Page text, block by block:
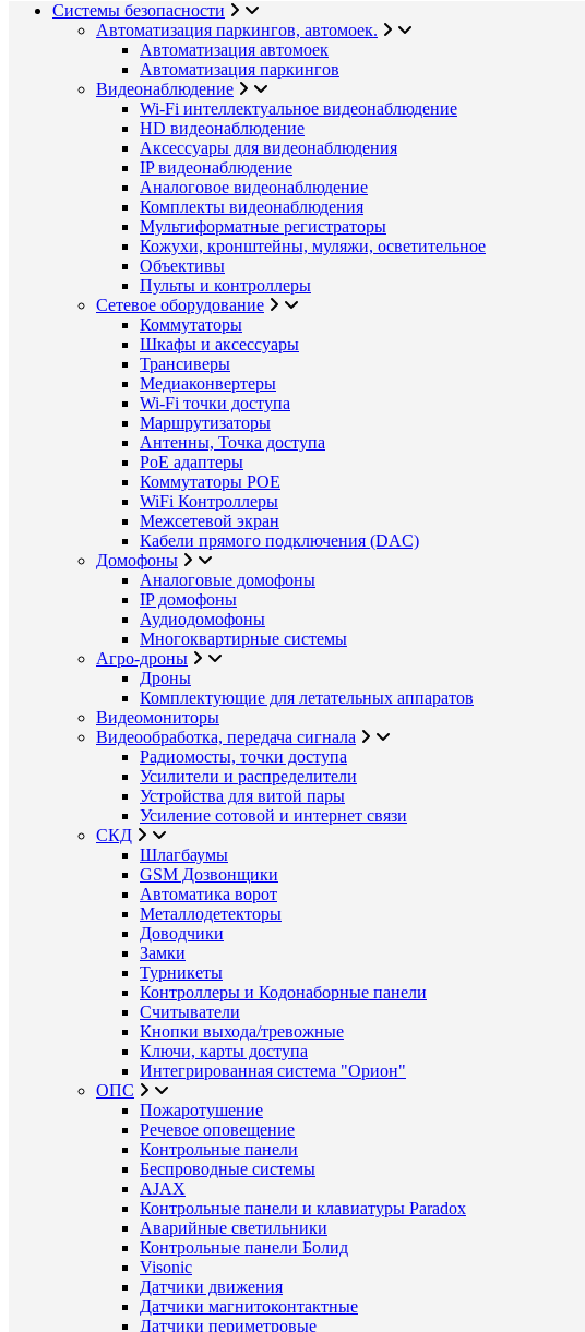
Системы безопасности
Автоматизация паркингов, автомоек.
Автоматизация автомоек
Автоматизация паркингов
Видеонаблюдение
Wi-Fi интеллектуальное видеонаблюдение
HD видеонаблюдение
Аксессуары для видеонаблюдения
IP видеонаблюдение
Аналоговое видеонаблюдение
Комплекты видеонаблюдения
Мультиформатные регистраторы
Кожухи, кронштейны, муляжи, осветительное
Объективы
Пульты и контроллеры
Сетевое оборудование
Коммутаторы
Шкафы и аксессуары
Трансиверы
Медиаконвертеры
Wi-Fi точки доступа
Маршрутизаторы
Антенны, Точка доступа
PoE адаптеры
Коммутаторы POE
WiFi Контроллеры
Межсетевой экран
Кабели прямого подключения (DAC)
Домофоны
Аналоговые домофоны
IP домофоны
Аудиодомофоны
Многоквартирные системы
Агро-дроны
Дроны
Комплектующие для летательных аппаратов
Видеомониторы
Видеообработка, передача сигнала
Радиомосты, точки доступа
Усилители и распределители
Устройства для витой пары
Усиление сотовой и интернет связи
СКД
Шлагбаумы
GSM Дозвонщики
Автоматика ворот
Металлодетекторы
Доводчики
Замки
Турникеты
Контроллеры и Кодонаборные панели
Считыватели
Кнопки выхода/тревожные
Ключи, карты доступа
Интегрированная система "Орион"
ОПС
Пожаротушение
Речевое оповещение
Контрольные панели
Беспроводные системы
AJAX
Контрольные панели и клавиатуры Paradox
Аварийные светильники
Контрольные панели Болид
Visonic
Датчики движения
Датчики магнитоконтактные
Датчики периметровые